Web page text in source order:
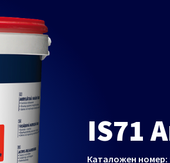
IS71
Каталожен номер: